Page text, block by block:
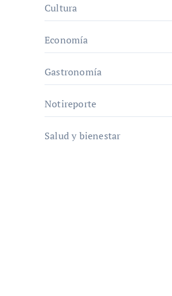
Cultura
Economía
Gastronomía
Notireporte
Salud y bienestar